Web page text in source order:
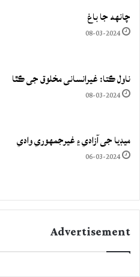
چانهه جا باغ
08-03-2024
ناول ڪتا: غيرانساني مخلوق جي ڪٿا
08-03-2024
ميڊيا جي آزادي ۽ غيرجمھوري وادي
06-03-2024
Advertisement